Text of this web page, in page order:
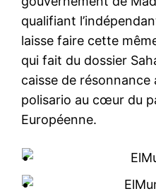
qualifiant
laisse faire cette
qui fait du dossier
caisse de résonnance
polisario au cœur du
Européenne.